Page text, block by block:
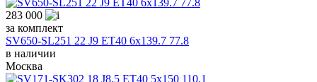
283 000
за комплект
SV650-SL251 22 J9 ET40 6x139.7 77.8
в наличии
Москва